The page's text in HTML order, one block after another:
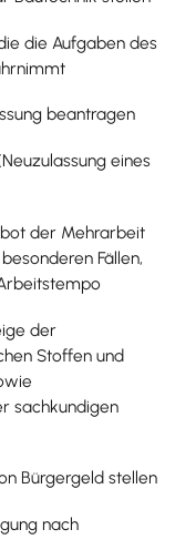
die Aufgaben des
beantragen
eines
der Mehrarbeit
Fällen,
der
Stoffen und
sachkundigen
Bürgergeld stellen
nach